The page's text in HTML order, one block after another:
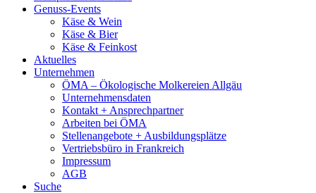
Genuss-Events
Käse & Wein
Käse & Bier
Käse & Feinkost
Aktuelles
Unternehmen
ÖMA – Ökologische Molkereien Allgäu
Unternehmensdaten
Kontakt + Ansprechpartner
Arbeiten bei ÖMA
Stellenangebote + Ausbildungsplätze
Vertriebsbüro in Frankreich
Impressum
AGB
Suche